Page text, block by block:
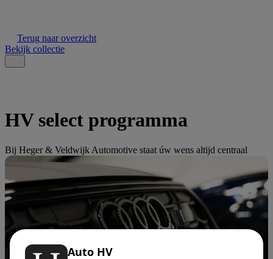
Terug naar overzicht
Bekijk collectie
HV select programma
Bij Heger & Veldwijk Automotive staat úw wens altijd centraal